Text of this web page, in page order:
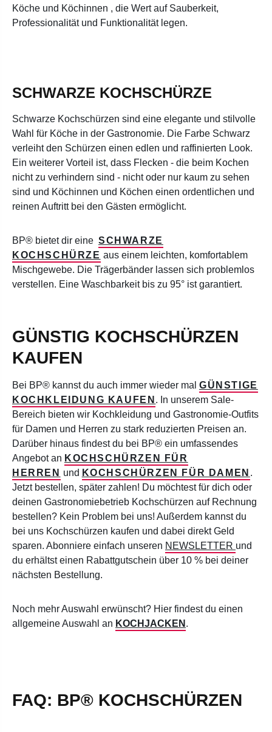
Köche und Köchinnen , die Wert auf Sauberkeit,
Professionalität und Funktionalität legen.
SCHWARZE KOCHSCHÜRZE
Schwarze Kochschürzen sind eine elegante und stilvolle
Wahl für Köche in der Gastronomie. Die Farbe Schwarz
verleiht den Schürzen einen edlen und raffinierten Look.
Ein weiterer Vorteil ist, dass Flecken - die beim Kochen
nicht zu verhindern sind - nicht oder nur kaum zu sehen
sind und Köchinnen und Köchen einen ordentlichen und
reinen Auftritt bei den Gästen ermöglicht.
BP® bietet dir eine SCHWARZE
KOCHSCHÜRZE aus einem leichten, komfortablem
Mischgewebe. Die Trägerbänder lassen sich problemlos
verstellen. Eine Waschbarkeit bis zu 95° ist garantiert.
GÜNSTIG KOCHSCHÜRZEN
KAUFEN
Bei BP® kannst du auch immer wieder mal GÜNSTIGE
KOCHKLEIDUNG KAUFEN . In unserem Sale-
Bereich bieten wir Kochkleidung und Gastronomie-Outfits
für Damen und Herren zu stark reduzierten Preisen an.
Darüber hinaus findest du bei BP® ein umfassendes
Angebot an KOCHSCHÜRZEN FÜR
HERREN und KOCHSCHÜRZEN FÜR DAMEN .
Jetzt bestellen, später zahlen! Du möchtest für dich oder
deinen Gastronomiebetrieb Kochschürzen auf Rechnung
bestellen? Kein Problem bei uns! Außerdem kannst du
bei uns Kochschürzen kaufen und dabei direkt Geld
sparen. Abonniere einfach unseren NEWSLETTER und
du erhältst einen Rabattgutschein über 10 % bei deiner
nächsten Bestellung.
Noch mehr Auswahl erwünscht? Hier findest du einen
allgemeine Auswahl an KOCHJACKEN .
FAQ: BP® KOCHSCHÜRZEN